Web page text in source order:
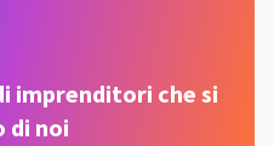
imprenditori che si
di noi